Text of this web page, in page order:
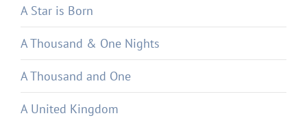
A Star is Born
A Thousand & One Nights
A Thousand and One
A United Kingdom